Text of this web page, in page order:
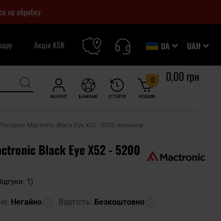
на обробку
UAH
UA
Акція KSK
АКАУНТ ІСТОРІЯ
БАЖАНЕ КОШИК
0 0,00 грн
Ліхтарик Mactronic Black Eye X52 - 5200 люменів
Black Eye X52 - 5200
1)
Негайно Вартість: Безкоштовно